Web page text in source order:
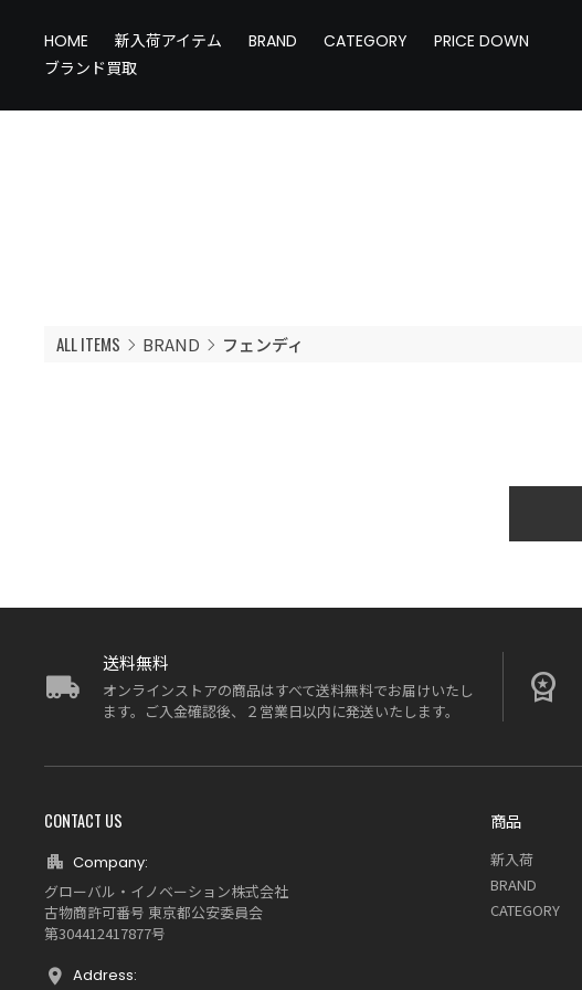
HOME 新入荷アイテム BRAND CATEGORY
PRICE DOWN
ブランド買取
ALL ITEMS BRAND フェンディ
送料無料
オンラインストアの商品はすべて送料無料でお届けいたし
ます。ご入金確認後、２営業日以内に発送いたします。
CONTACT US
Company:
グローバル・イノベーション株式会社
古物商許可番号 東京都公安委員会
第304412417877号
Address:
商品
新入荷
BRAND
CATEGORY